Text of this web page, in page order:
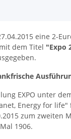
eine 2-
dem Titel "Expo
EXPO unter
Energy for life"
zum zweiten
1906.